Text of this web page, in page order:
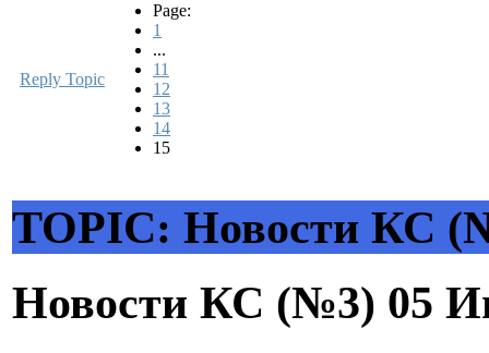
Reply Topic
Page:
1
...
11
12
13
14
15
TOPIC: Новости КС
Новости КС (№3) 05